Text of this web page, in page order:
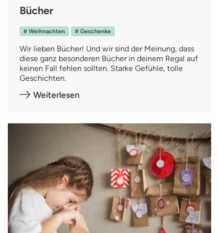
Bücher
# Weihnachten # Geschenke
Wir lieben Bücher! Und wir sind der Meinung, dass
diese ganz besonderen Bücher in deinem Regal auf
keinen Fall fehlen sollten. Starke Gefühle, tolle
Geschichten.
Weiterlesen